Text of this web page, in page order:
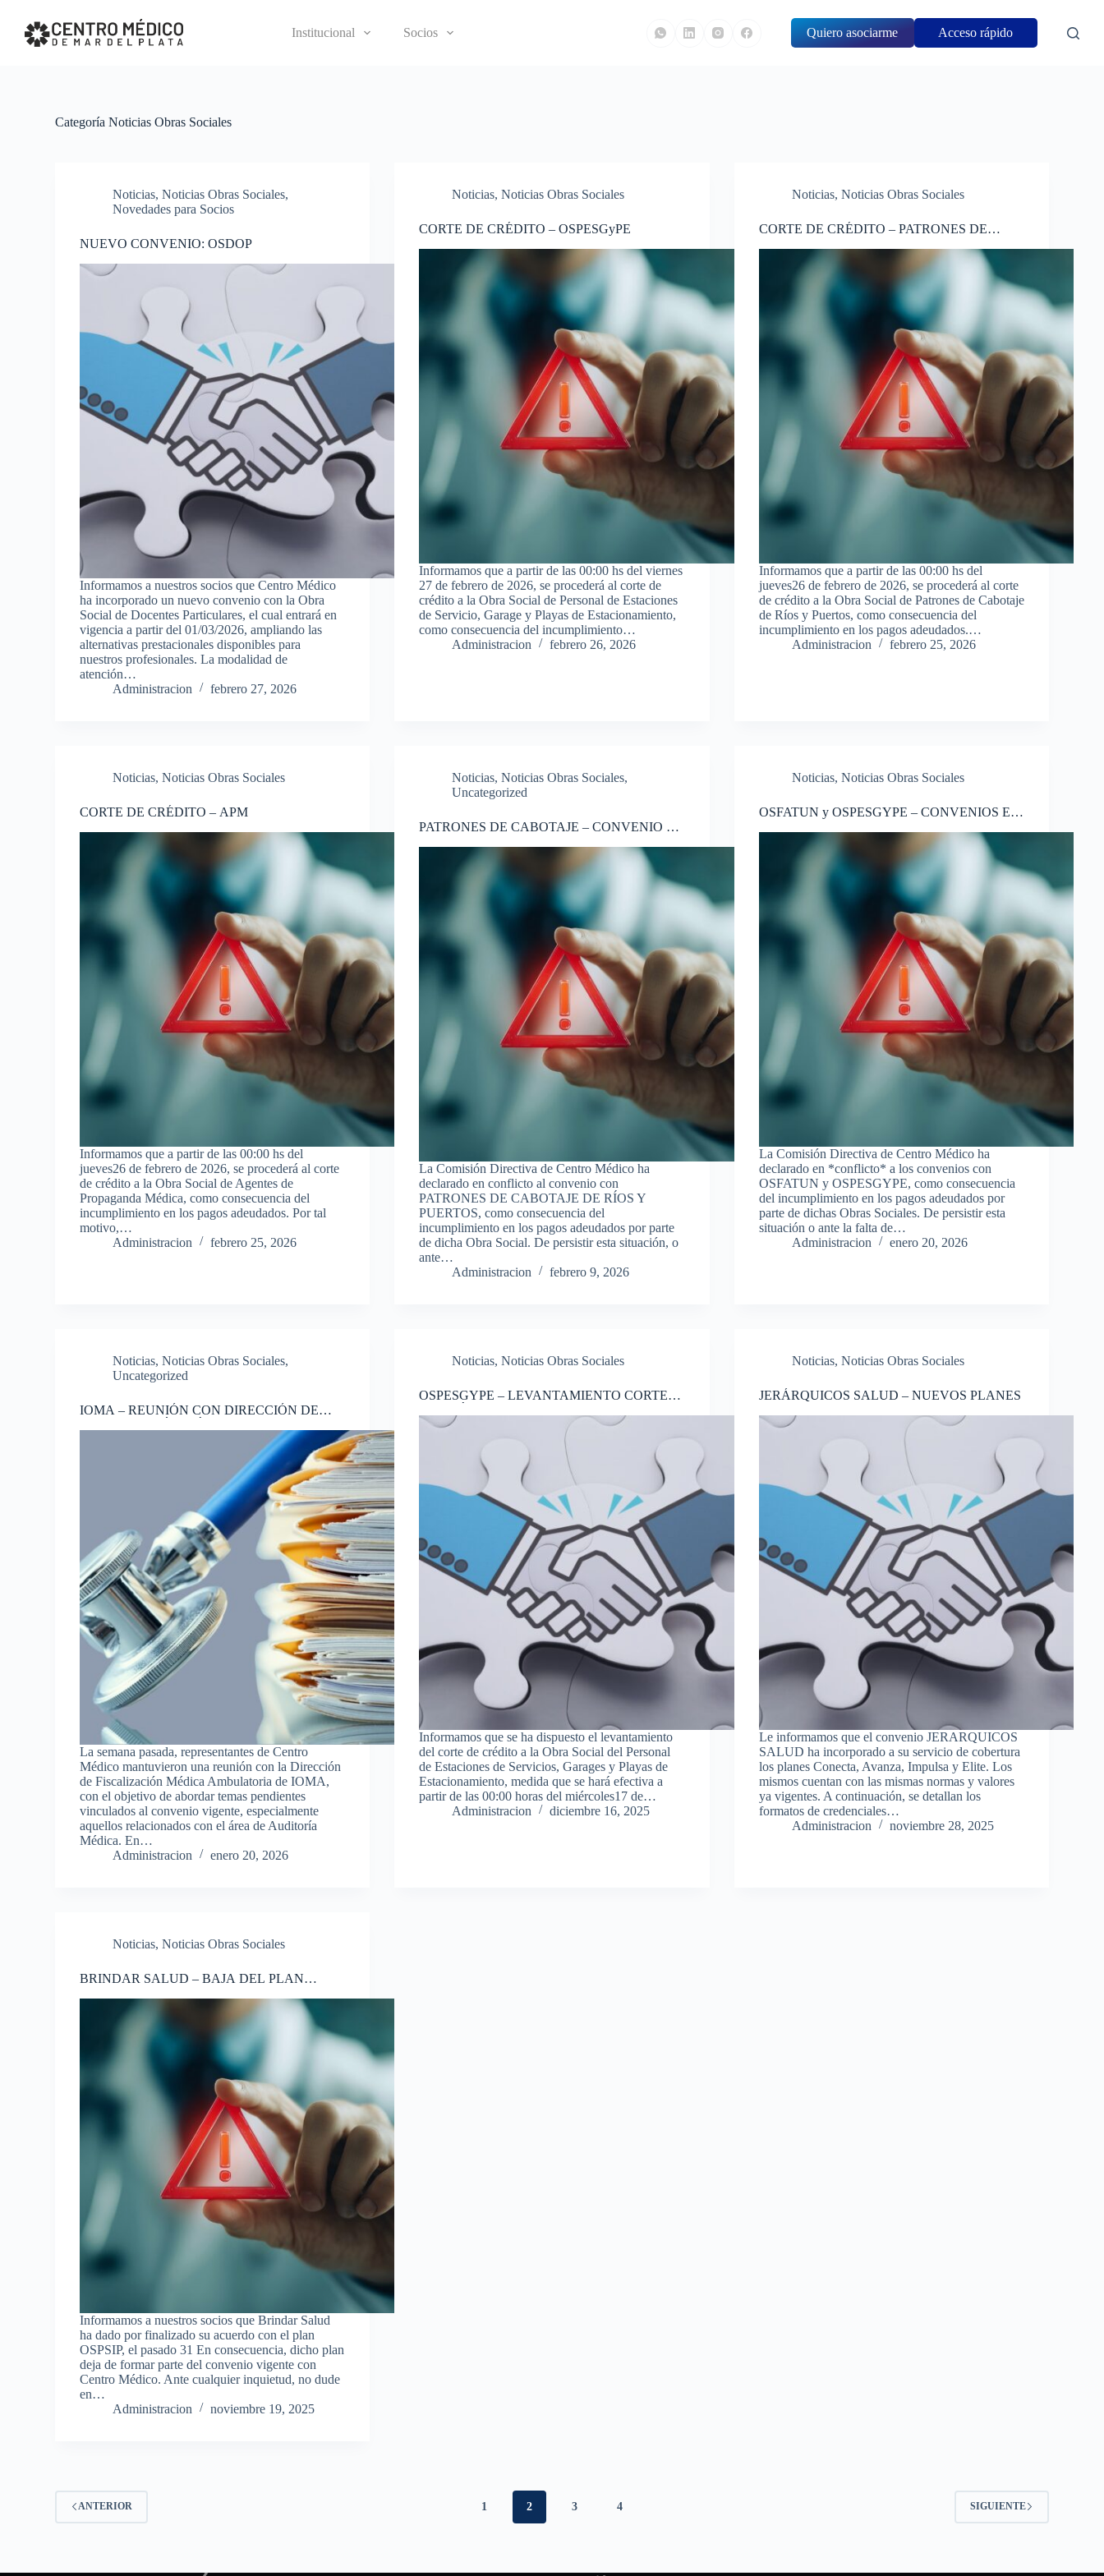
Institucional Socios Quiero asociarme Acceso rápido
Categoría Noticias Obras Sociales
Noticias,Noticias Obras Sociales,
Novedades para Socios
NUEVO CONVENIO: OSDOP
Informamos a nuestros socios que Centro Médico
ha incorporado un nuevo convenio con la Obra
Social de Docentes Particulares, el cual entrará en
vigencia a partir del 01/03/2026, ampliando las
alternativas prestacionales disponibles para
nuestros profesionales. La modalidad de
atención…
Administracion
febrero 27, 2026
Noticias,Noticias Obras Sociales
CORTE DE CRÉDITO – OSPESGyPE
Informamos que a partir de las 00:00 hs del viernes
27 de febrero de 2026, se procederá al corte de
crédito a la Obra Social de Personal de Estaciones
de Servicio, Garage y Playas de Estacionamiento,
como consecuencia del incumplimiento…
Administracion
febrero 26, 2026
Noticias, Noticias Obras Sociales
CORTE DE CRÉDITO – PATRONES DE
Informamos que a partir de las 00:00 hs del
jueves26 de febrero de 2026, se procederá al corte
de crédito a la Obra Social de Patrones de Cabotaje
de Ríos y Puertos, como consecuencia del
incumplimiento en los pagos adeudados.…
Administracion
febrero 25, 2026
Noticias,Noticias Obras Sociales
CORTE DE CRÉDITO – APM
Informamos que a partir de las 00:00 hs del
jueves26 de febrero de 2026, se procederá al corte
de crédito a la Obra Social de Agentes de
Propaganda Médica, como consecuencia del
incumplimiento en los pagos adeudados. Por tal
motivo,…
Administracion
febrero 25, 2026
Noticias,Noticias Obras Sociales,
Uncategorized
PATRONES DE CABOTAJE – CONVENIO EN
La Comisión Directiva de Centro Médico ha
declarado en conflicto al convenio con
PATRONES DE CABOTAJE DE RÍOS Y
PUERTOS, como consecuencia del
incumplimiento en los pagos adeudados por parte
de dicha Obra Social. De persistir esta situación, o
ante…
Administracion
febrero 9, 2026
Noticias, Noticias Obras Sociales
OSFATUN y OSPESGYPE – CONVENIOS EN
La Comisión Directiva de Centro Médico ha
declarado en *conflicto* a los convenios con
OSFATUN y OSPESGYPE, como consecuencia
del incumplimiento en los pagos adeudados por
parte de dichas Obras Sociales. De persistir esta
situación o ante la falta de…
Administracion
enero 20, 2026
Noticias,Noticias Obras Sociales,
Uncategorized
IOMA – REUNIÓN CON DIRECCIÓN DE
La semana pasada, representantes de Centro
Médico mantuvieron una reunión con la Dirección
de Fiscalización Médica Ambulatoria de IOMA,
con el objetivo de abordar temas pendientes
vinculados al convenio vigente, especialmente
aquellos relacionados con el área de Auditoría
Médica. En…
Administracion
enero 20, 2026
Noticias,Noticias Obras Sociales
OSPESGYPE – LEVANTAMIENTO CORTE
Informamos que se ha dispuesto el levantamiento
del corte de crédito a la Obra Social del Personal
de Estaciones de Servicios, Garages y Playas de
Estacionamiento, medida que se hará efectiva a
partir de las 00:00 horas del miércoles17 de…
Administracion
diciembre 16, 2025
Noticias, Noticias Obras Sociales
JERÁRQUICOS SALUD – NUEVOS PLANES
Le informamos que el convenio JERARQUICOS
SALUD ha incorporado a su servicio de cobertura
los planes Conecta, Avanza, Impulsa y Elite. Los
mismos cuentan con las mismas normas y valores
ya vigentes. A continuación, se detallan los
formatos de credenciales…
Administracion
noviembre 28, 2025
Noticias,Noticias Obras Sociales
BRINDAR SALUD – BAJA DEL PLAN
Informamos a nuestros socios que Brindar Salud
ha dado por finalizado su acuerdo con el plan
OSPSIP, el pasado 31 En consecuencia, dicho plan
deja de formar parte del convenio vigente con
Centro Médico. Ante cualquier inquietud, no dude
en…
Administracion
noviembre 19, 2025
ANTERIOR 1 2 3 4 SIGUIENTE